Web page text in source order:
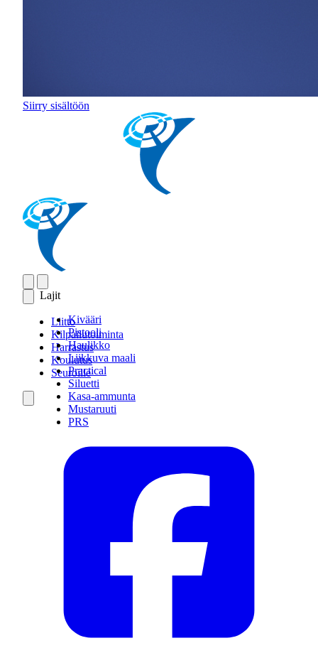
Siirry sisältöön
Lajit
Kivääri
Pistooli
Haulikko
Liikkuva maali
Practical
Siluetti
Kasa-ammunta
Mustaruuti
PRS
Liitto
Kilpailutoiminta
Harrastus
Koulutus
Seuroille